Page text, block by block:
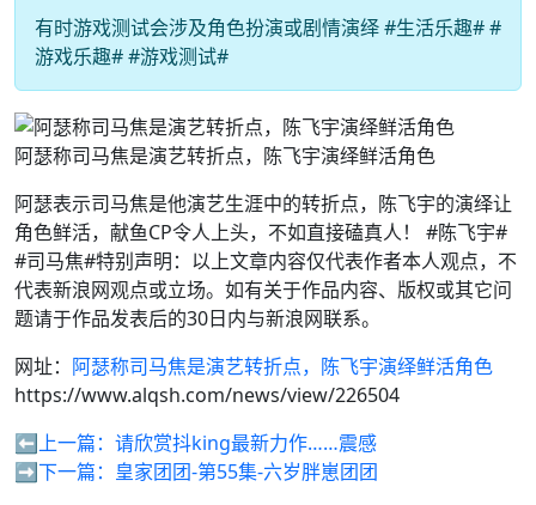
有时游戏测试会涉及角色扮演或剧情演绎 #生活乐趣# #
游戏乐趣# #游戏测试#
阿瑟称司马焦是演艺转折点，陈飞宇演绎鲜活角色
阿瑟表示司马焦是他演艺生涯中的转折点，陈飞宇的演绎让
角色鲜活，献鱼CP令人上头，不如直接磕真人！ #陈飞宇#
#司马焦#特别声明：以上文章内容仅代表作者本人观点，不
代表新浪网观点或立场。如有关于作品内容、版权或其它问
题请于作品发表后的30日内与新浪网联系。
网址： 阿瑟称司马焦是演艺转折点，陈飞宇演绎鲜活角色
https://www.alqsh.com/news/view/226504
⬅️上一篇： 请欣赏抖king最新力作……震感
➡️下一篇： 皇家团团-第55集-六岁胖崽团团